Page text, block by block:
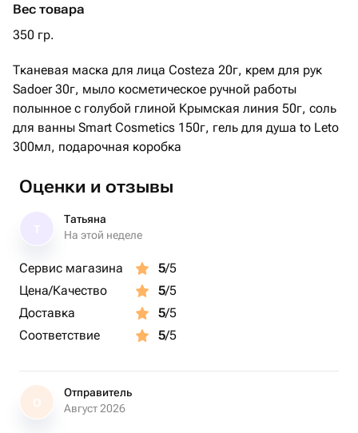
Вес товара
350 гр.
Тканевая маска для лица Costeza 20г, крем для рук
Sadoer 30г, мыло косметическое ручной работы
полынное с голубой глиной Крымская линия 50г, соль
для ванны Smart Cosmetics 150г, гель для душа to Leto
300мл, подарочная коробка
Оценки и отзывы
Татьяна
На этой неделе
Сервис магазина 5/5
Цена/Качество
5/5
Доставка
5/5
Соответствие
5/5
О
Отправитель
Август 2026